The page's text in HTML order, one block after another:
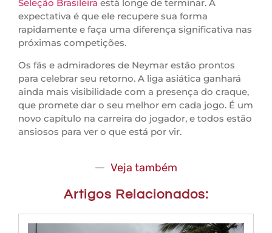
Seleção Brasileira está longe de terminar. A
expectativa é que ele recupere sua forma
rapidamente e faça uma diferença significativa nas
próximas competições.
Os fãs e admiradores de Neymar estão prontos
para celebrar seu retorno. A liga asiática ganhará
ainda mais visibilidade com a presença do craque,
que promete dar o seu melhor em cada jogo. É um
novo capítulo na carreira do jogador, e todos estão
ansiosos para ver o que está por vir.
Veja também
Artigos Relacionados: